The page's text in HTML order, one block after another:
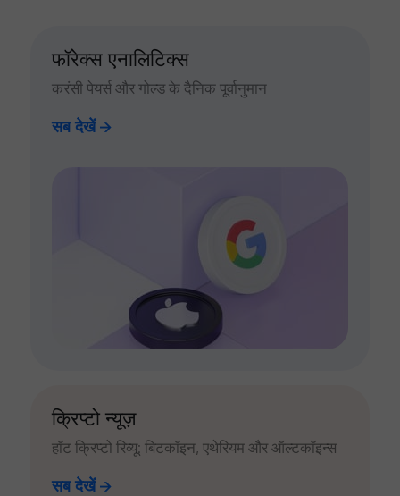
फॉरेक्स एनालिटिक्स
करंसी पेयर्स और गोल्ड के दैनिक पूर्वानुमान
सब देखें
क्रिप्टो न्यूज़
हॉट क्रिप्टो रिव्यू: बिटकॉइन, एथेरियम और ऑल्टकॉइन्स
सब देखें